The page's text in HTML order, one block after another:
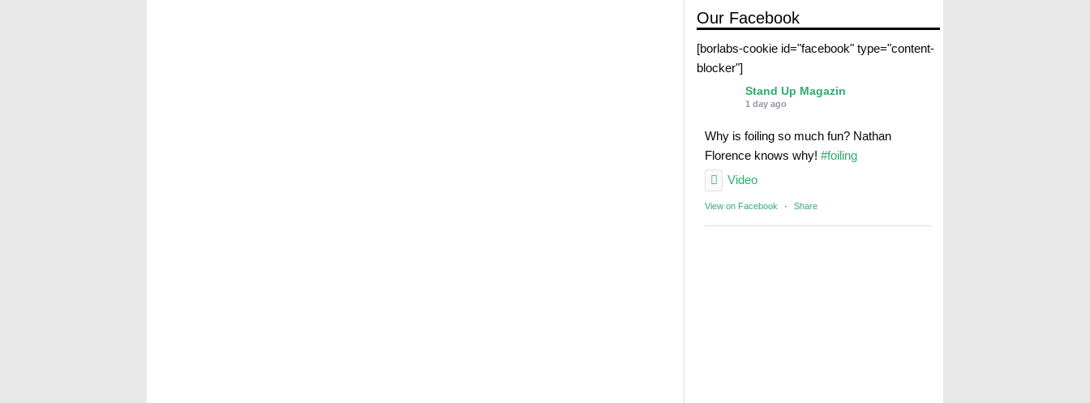
Our Facebook
[borlabs-cookie id="facebook" type="content-
blocker"]
Stand Up Magazin
1 day ago
Why is foiling so much fun? Nathan
Florence knows why! #foiling
Video
View on Facebook · Share